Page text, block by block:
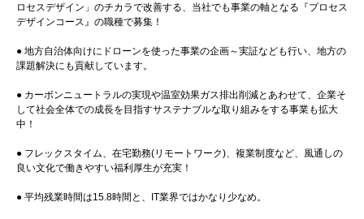
ロセスデザイン」のチカラで改善する、当社でも事業の軸となる『プロセス
デザインコース』の職種で募集！
● 地方自治体向けにドローンを使った事業の企画～実証なども行い、地方の
課題解決にも貢献しています。
● カーボンニュートラルの実現や温室効果ガス排出削減とあわせて、企業そ
して社会全体での成長を目指すサステナブルな取り組みをする事業も拡大
中！
● フレックスタイム、在宅勤務(リモートワーク)、複業制度など、風通しの
良い文化で働きやすい福利厚生が充実！
● 平均残業時間は15.8時間と、IT業界ではかなり少なめ。